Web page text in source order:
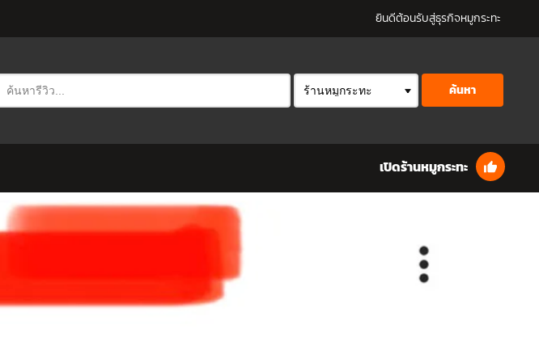
ยินดีต้อนรับสู่ธุรกิจหมูกระทะ
ค้นหา
เปิดร้านหมูกระทะ